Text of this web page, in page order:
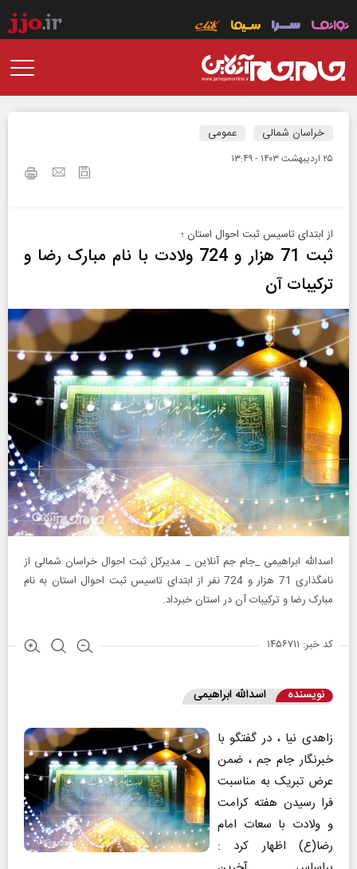
خراسان شمالی عمومی
۲۵ ارديبهشت ۱۴۰۳ - ۱۳:۴۹
از ابتدای تاسیس ثبت احوال استان ؛
ثبت 71 هزار و 724 ولادت با نام مبارک رضا و
ترکیبات آن
اسدالله ابراهیمی _جام جم آنلاین _ مدیرکل ثبت احوال خراسان شمالی از
نامگذاری 71 هزار و 724 نفر از ابتدای تاسیس ثبت احوال استان به نام
مبارک رضا و ترکیبات آن در استان خبرداد.
کد خبر: ۱۴۵۶۷۱۱
نویسنده اسدالله ابراهیمی
زاهدی نیا ، در گفتگو با
خبرنگار جام جم ، ضمن
عرض تبریک به مناسبت
فرا رسیدن هفته کرامت
و ولادت با سعات امام
رضا(ع) اظهار کرد :